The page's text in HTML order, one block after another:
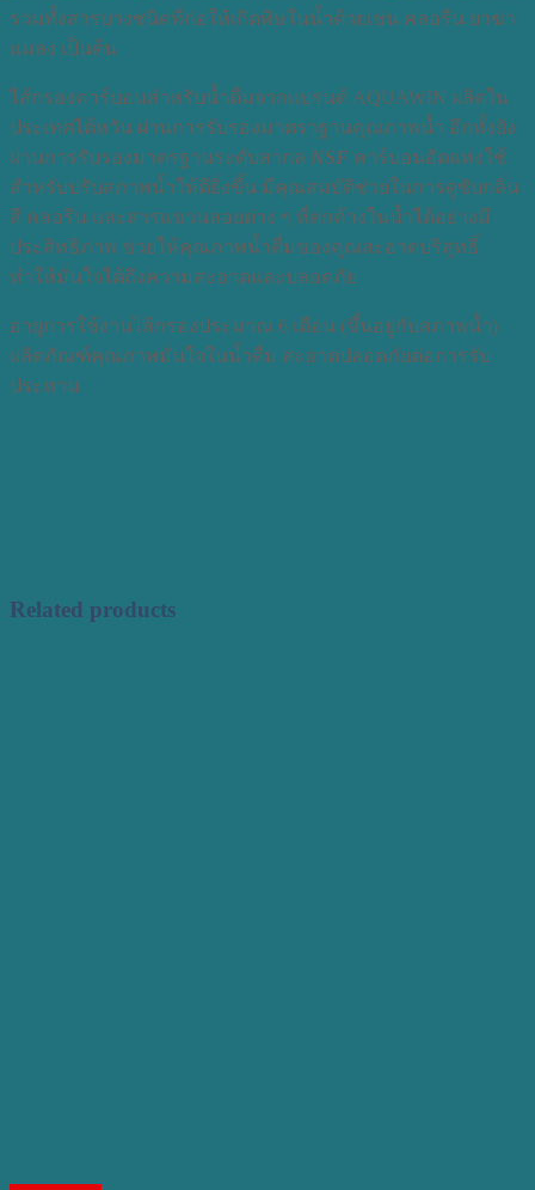
รวมทั้งสารบางชนิดที่ก่อให้เกิดพิษในน้ำด้วยเช่น คลอรีน ยาฆ่า
แมลง เป็นต้น
ไส้กรองคาร์บอนสำหรับน้ำดื่มจากแบรนด์ AQUAWIN ผลิตใน
ประเทศไต้หวัน ผ่านการรับรองมาตราฐานคุณภาพน้ำ อีกทั้งยัง
ผ่านการรับรองมาตรฐานระดับสากล NSF คาร์บอนอัดแท่งใช้
สำหรับปรับสภาพน้ำให้ดียิ่งขึ้น มีคุณสมบัติช่วยในการดูซับกลิ่น
สี คลอรีน และสารแขวนลอยต่าง ๆ ที่ตกค้างในน้ำได้อย่างมี
ประสิทธิภาพ ช่วยให้คุณภาพน้ำดื่มของคุณสะอาดบริสุทธิ์
ทำให้มั่นใจได้ถึงความสะอาดและปลอดภัย
อายุการใช้งานไส้กรองประมาณ 6 เดือน (ขึ้นอยู่กับสภาพน้ำ)
ผลิตภัณฑ์คุณภาพมั่นใจในน้ำดื่ม สะอาดปลอดภัยต่อการรับ
ประทาน
Related products